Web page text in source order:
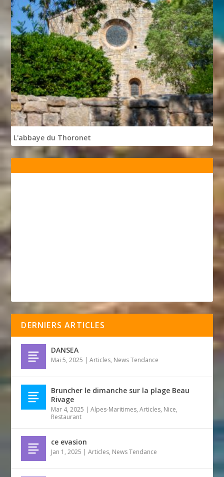
L'abbaye du Thoronet
DERNIERS ARTICLES
DANSEA
Mai 5, 2025 |Articles, News Tendance
Bruncher le dimanche sur la plage Beau
Rivage
Mar 4, 2025 |Alpes-Maritimes,Articles, Nice,
Restaurant
ce evasion
Jan 1, 2025 |Articles, News Tendance